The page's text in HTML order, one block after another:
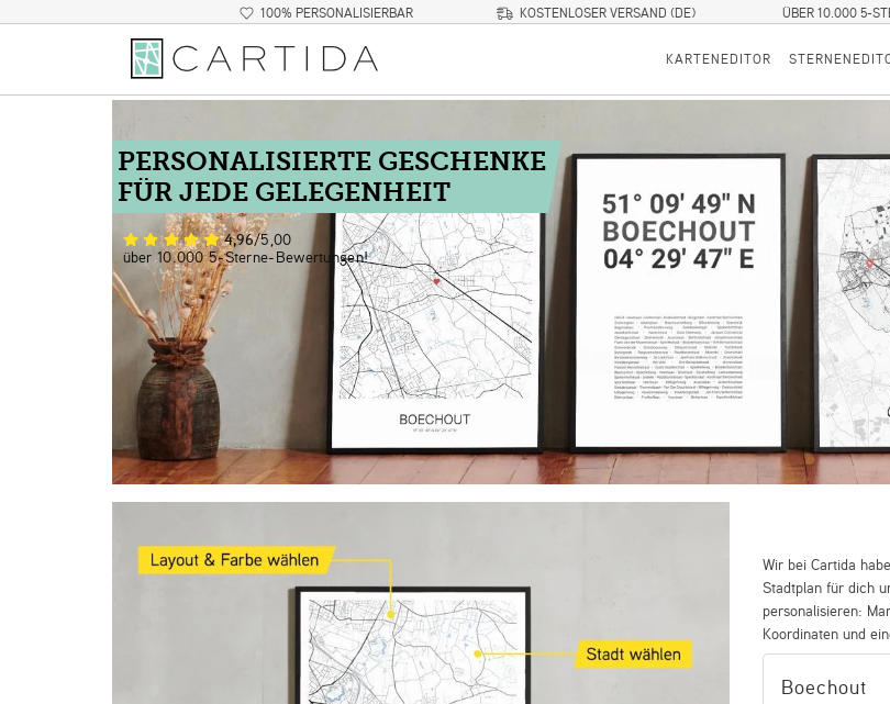
100% PERSONALISIERBAR KOSTENLOSER VERSAND (DE) ÜBER 10.000 5-
KARTENEDITOR
PERSONALISIERTE GESCHENKE
FÜR JEDE GELEGENHEIT
4,96/5,00
über 10.000 5-Sterne-Bewertungen!
Wir bei Cartida
Stadtplan für dich
personalisieren:
Koordinaten und